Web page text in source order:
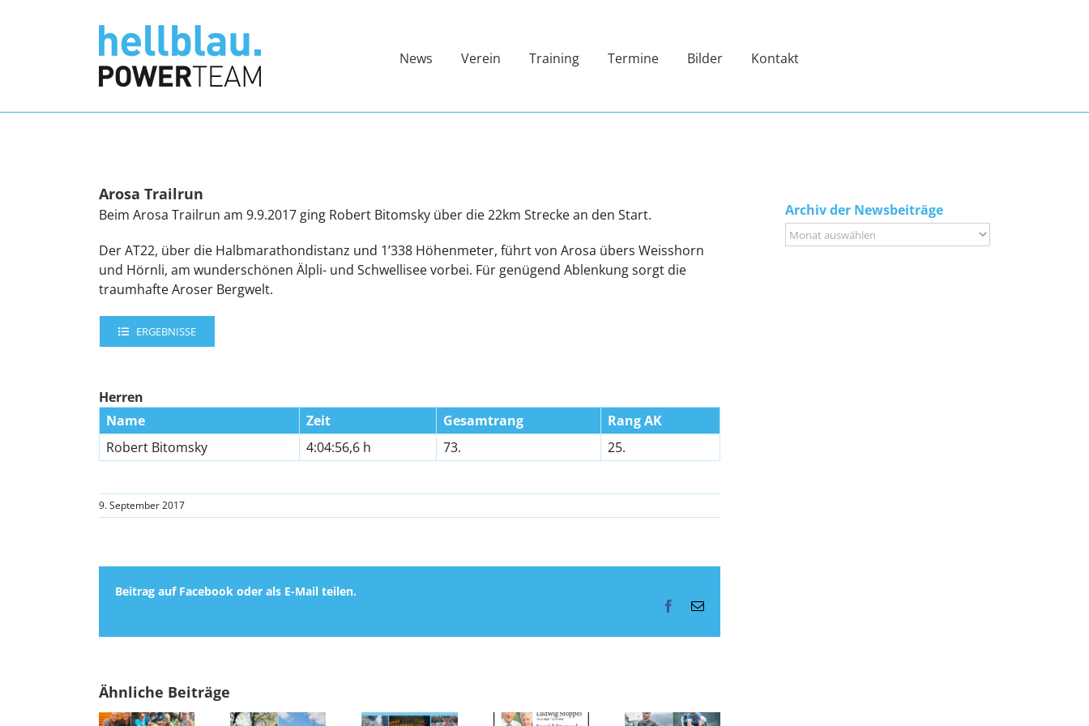
News Verein Training Termine Bilder Kontakt
Arosa Trailrun
Beim Arosa Trailrun am 9.9.2017 ging Robert Bitomsky über die 22km Strecke an den Start.
Der AT22, über die Halbmarathondistanz und 1’338 Höhenmeter, führt von Arosa übers Weisshorn
und Hörnli, am wunderschönen Älpli- und Schwellisee vorbei. Für genügend Ablenkung sorgt die
traumhafte Aroser Bergwelt.
ERGEBNISSE
Herren
Name
Zeit Gesamtrang
Rang AK
Robert Bitomsky
4:04:56,6 h 73. 25.
9. September 2017
Beitrag auf Facebook oder als E-Mail teilen.
Facebook
E-
Ähnliche Beiträge
Archiv der Newsbeiträge
Archiv
der